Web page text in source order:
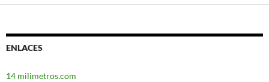
ENLACES
14 milimetros.com